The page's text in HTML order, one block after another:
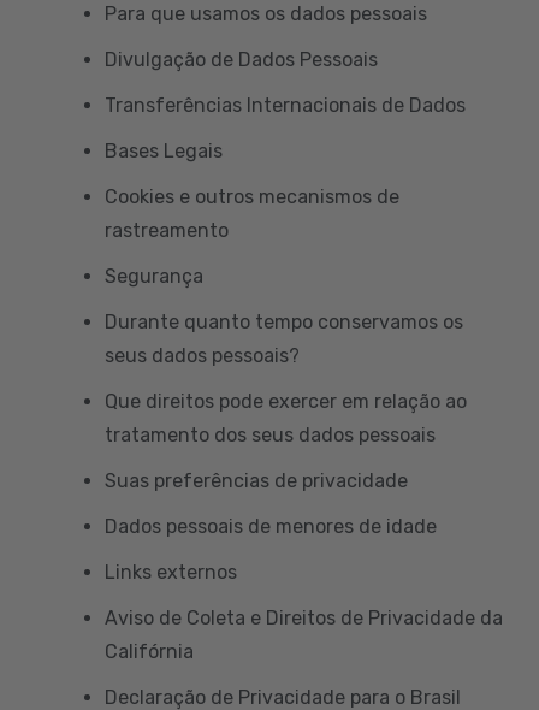
Para que usamos os dados pessoais
Divulgação de Dados Pessoais
Transferências Internacionais de Dados
Bases Legais
Cookies e outros mecanismos de
rastreamento
Segurança
Durante quanto tempo conservamos os
seus dados pessoais?
Que direitos pode exercer em relação ao
tratamento dos seus dados pessoais
Suas preferências de privacidade
Dados pessoais de menores de idade
Links externos
Aviso de Coleta e Direitos de Privacidade da
Califórnia
Declaração de Privacidade para o Brasil